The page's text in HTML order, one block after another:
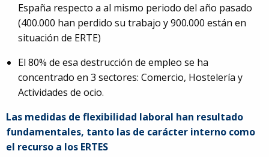
España respecto a al mismo periodo del año pasado
(400.000 han perdido su trabajo y 900.000 están en
situación de ERTE)
El 80% de esa destrucción de empleo se ha
concentrado en 3 sectores: Comercio, Hostelería y
Actividades de ocio.
Las medidas de flexibilidad laboral han resultado
fundamentales, tanto las de carácter interno como
el recurso a los ERTES